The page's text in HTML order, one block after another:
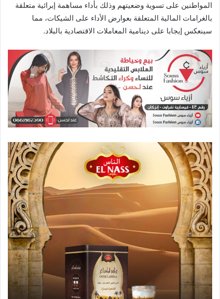
المواطنين على تسوية وضعيتهم وذلك بأداء مساهمة إبرائية متعلقة
بالغرامات المالية المتعلقة بعوارض الأداء على الشيكات، مما
سينعكس إيجابا على دينامية المعاملات الاقتصادية بالبلاد.